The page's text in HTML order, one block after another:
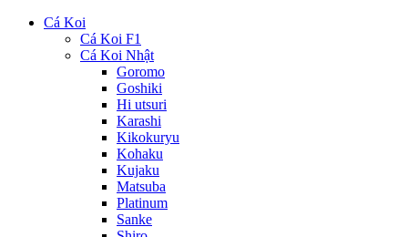
Cá Koi
Cá Koi F1
Cá Koi Nhật
Goromo
Goshiki
Hi utsuri
Karashi
Kikokuryu
Kohaku
Kujaku
Matsuba
Platinum
Sanke